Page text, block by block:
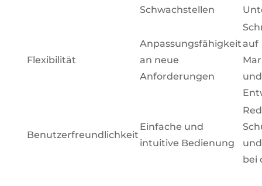
Schwachstellen
Flexibilität
Anpassungsfähigkeit
an neue
Anforderungen
auf
Benutzerfreundlichkeit
Einfache und
intuitive Bedienung
bei